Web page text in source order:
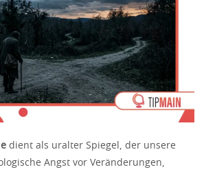
dient als uralter Spiegel, der unsere
Angst vor Veränderungen,